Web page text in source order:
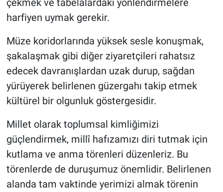
çekmek ve tabelalardaki yönlendirmelere
harfiyen uymak gerekir.
Müze koridorlarında yüksek sesle konuşmak,
şakalaşmak gibi diğer ziyaretçileri rahatsız
edecek davranışlardan uzak durup, sağdan
yürüyerek belirlenen güzergahı takip etmek
kültürel bir olgunluk göstergesidir.
Millet olarak toplumsal kimliğimizi
güçlendirmek, millî hafızamızı diri tutmak için
kutlama ve anma törenleri düzenleriz. Bu
törenlerde de duruşumuz önemlidir. Belirlenen
alanda tam vaktinde yerimizi almak törenin